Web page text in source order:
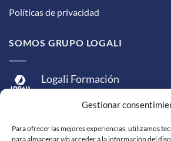
Gestionar
Para ofrecer las mejores experiencias, utilizamos
para almacenar y/o acceder a la información del
Políticas de privacidad
SOMOS GRUPO LOGALI
Logali Formación
Logali Consultoría
Logali Ingeniería